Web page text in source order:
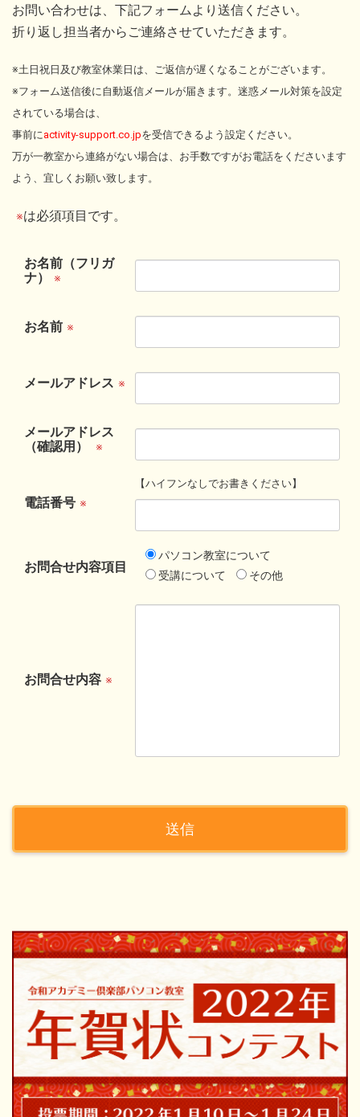
お問い合わせは、下記フォームより送信ください。
折り返し担当者からご連絡させていただきます。
※土日祝日及び教室休業日は、ご返信が遅くなることがございます。
※フォーム送信後に自動返信メールが届きます。迷惑メール対策を設定
されている場合は、
事前に activity-support.co.jpを受信できるよう設定ください。
万が一教室から連絡がない場合は、お手数ですがお電話をくださいます
よう、宜しくお願い致します。
※は必須項目です。
お名前（フリガ
ナ）
※
お名前 ※
メールアドレス ※
メールアドレス
（確認用）
※
電話番号 ※
【ハイフンなしでお書きください】
お問合せ内容項目
パソコン教室について
受講について
その他
お問合せ内容 ※